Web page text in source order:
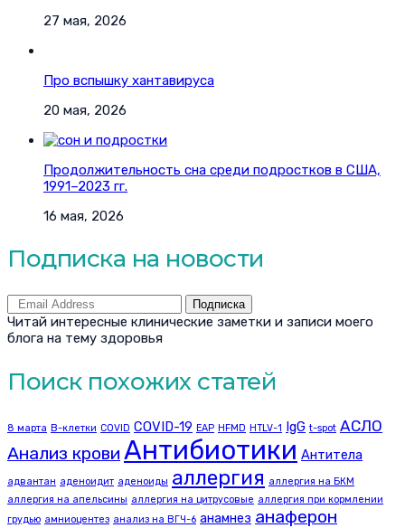
27 мая, 2026
Про вспышку хантавируса
20 мая, 2026
Продолжительность сна среди подростков в США,
1991–2023 гг.
16 мая, 2026
Подписка на новости
Подписка
Читай интересные клинические заметки и записи моего
блога на тему здоровья
Поиск похожих статей
8 марта B-клетки COVID COVID-19 EAP HFMD HTLV-1 IgG t-spot АСЛО
Анализ крови Антибиотики Антитела
адвантан аденоидит аденоиды аллергия аллергия на БКМ
аллергия на апельсины аллергия на цитрусовые аллергия при кормлении
грудью амниоцентез анализ на ВГЧ-6 анамнез анаферон